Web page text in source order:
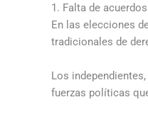
1. Falta de
En las elecciones
tradicionales de
Los
fuerzas políticas